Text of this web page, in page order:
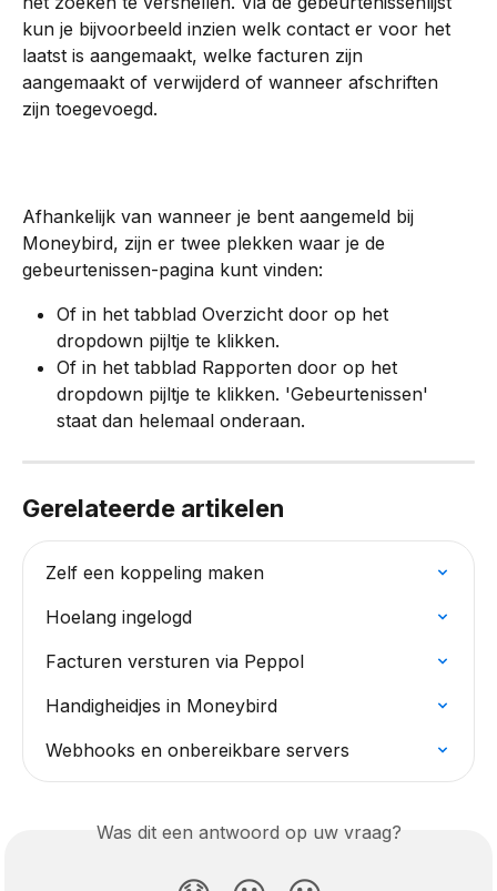
kun je bijvoorbeeld inzien welk contact er voor het
laatst is aangemaakt, welke facturen zijn
aangemaakt of verwijderd of wanneer afschriften
zijn toegevoegd.
Afhankelijk van wanneer je bent aangemeld bij
Moneybird, zijn er twee plekken waar je de
gebeurtenissen-pagina kunt vinden:
Of in het tabblad Overzicht door op het
dropdown pijltje te klikken.
Of in het tabblad Rapporten door op het
dropdown pijltje te klikken. 'Gebeurtenissen'
staat dan helemaal onderaan.
Gerelateerde artikelen
Zelf een koppeling maken
Hoelang ingelogd
Facturen versturen via Peppol
Handigheidjes in Moneybird
Webhooks en onbereikbare servers
Was dit een antwoord op uw vraag?